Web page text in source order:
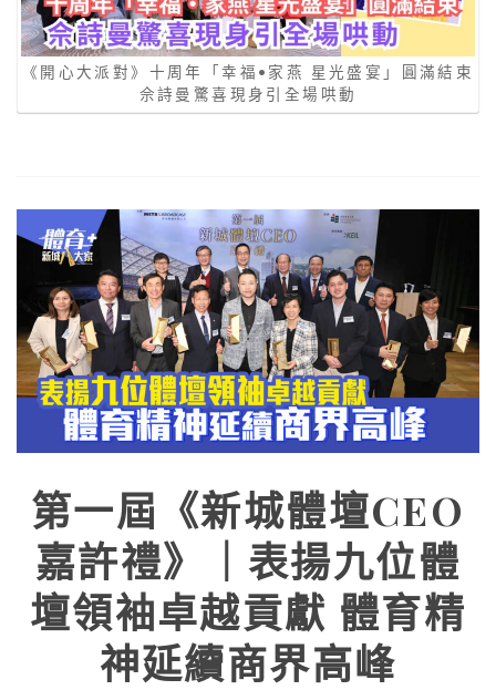
《開心大派對》十周年「幸福•家燕 星光盛宴」圓滿結束
佘詩曼驚喜現身引全場哄動
第一屆《新城體壇CEO
嘉許禮》｜表揚九位體
壇領袖卓越貢獻 體育精
神延續商界高峰